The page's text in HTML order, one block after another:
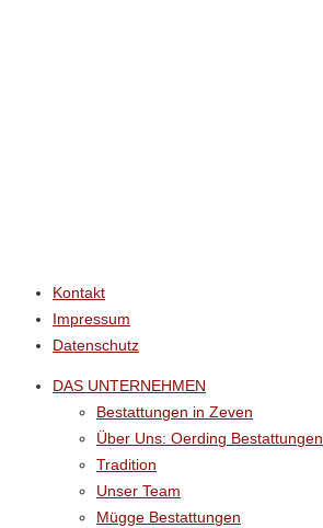
Kontakt
Impressum
Datenschutz
DAS UNTERNEHMEN
Bestattungen in Zeven
Über Uns: Oerding Bestattungen
Tradition
Unser Team
Mügge Bestattungen